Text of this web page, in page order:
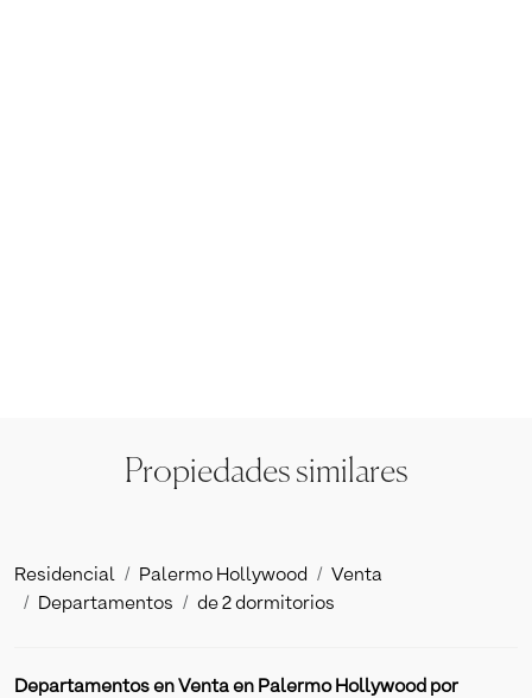
Propiedades similares
Residencial Palermo Hollywood
Venta
Departamentos
de 2 dormitorios
Departamentos en Venta en Palermo Hollywood por